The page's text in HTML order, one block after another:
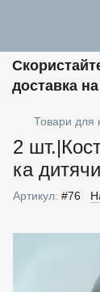
доставка
Товари для
2
ка
Артикул: #76